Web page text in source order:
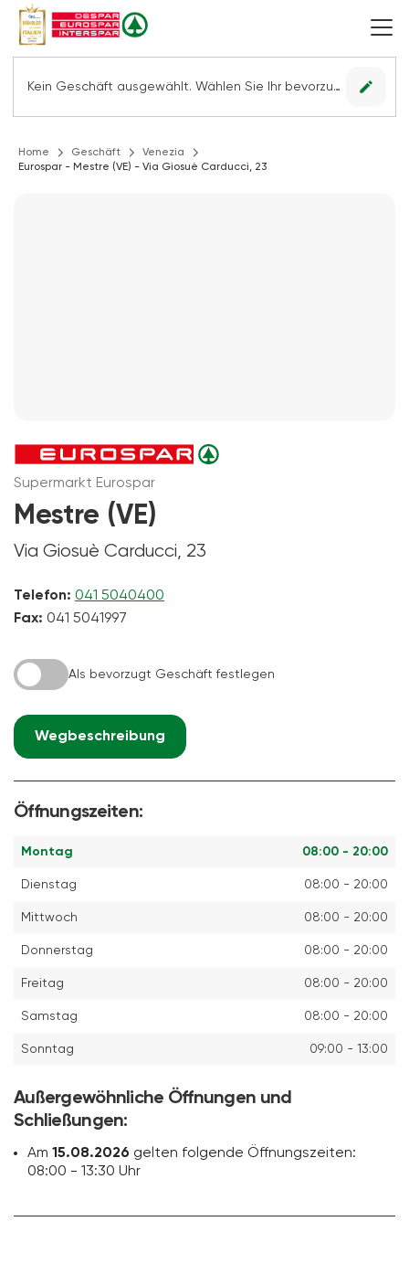
Kein Geschäft ausgewählt. Wählen Sie Ihr bevorzugtes Geschäft, um alle Angebote sehen zu können. edit
Home Geschäft
Venezia
Eurospar - Mestre (VE) - Via Giosuè Carducci, 23
Supermarkt Eurospar
Mestre (VE)
Via Giosuè Carducci, 23
Telefon: 041 5040400
Fax: 041 5041997
Als bevorzugt Geschäft festlegen
Wegbeschreibung
Öffnungszeiten:
Montag 08:00 - 20:00
Dienstag 08:00 - 20:00
Mittwoch 08:00 - 20:00
Donnerstag 08:00 - 20:00
Freitag 08:00 - 20:00
Samstag 08:00 - 20:00
Sonntag 09:00 - 13:00
Außergewöhnliche Öffnungen und
Schließungen:
Am 15.08.2026 gelten folgende Öffnungszeiten:
08:00 - 13:30 Uhr